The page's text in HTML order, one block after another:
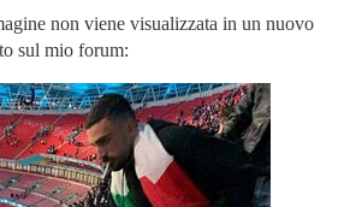
non viene visualizzata in un nuovo
sul mio forum: